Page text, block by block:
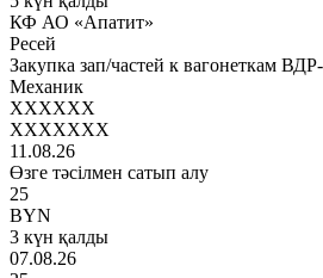
КФ АО «Апатит»
Ресей
Закупка зап/частей к вагонеткам
Механик
XXXXXX
XXXXXXX
11.08.26
Өзге тәсілмен сатып алу
25
BYN
3 күн қалды
07.08.26